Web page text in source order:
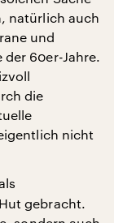
natürlich auch
und
der 60er-Jahre.
die
nicht
gebracht.